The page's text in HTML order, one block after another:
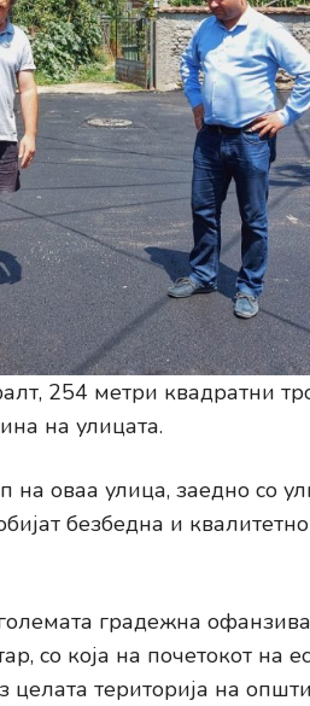
254 метри квадратни
на улицата.
на оваа улица, заедно со
безбедна и
градежна
со која на почетокот на
територија на